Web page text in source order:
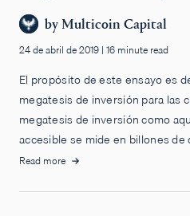
byMulticoin Capital
24 de abril de 2019 | 16 minute read
El propósito de este ensayo es
megatesis de inversión para las
megatesis de inversión como
accesible se mide en billones de
Read more